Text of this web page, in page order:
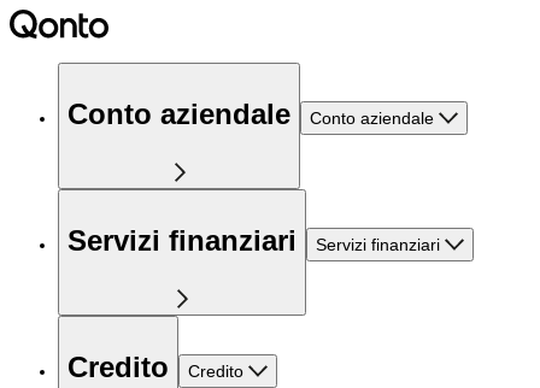
Conto aziendale Conto aziendale
Servizi finanziari Servizi finanziari
Credito Credito